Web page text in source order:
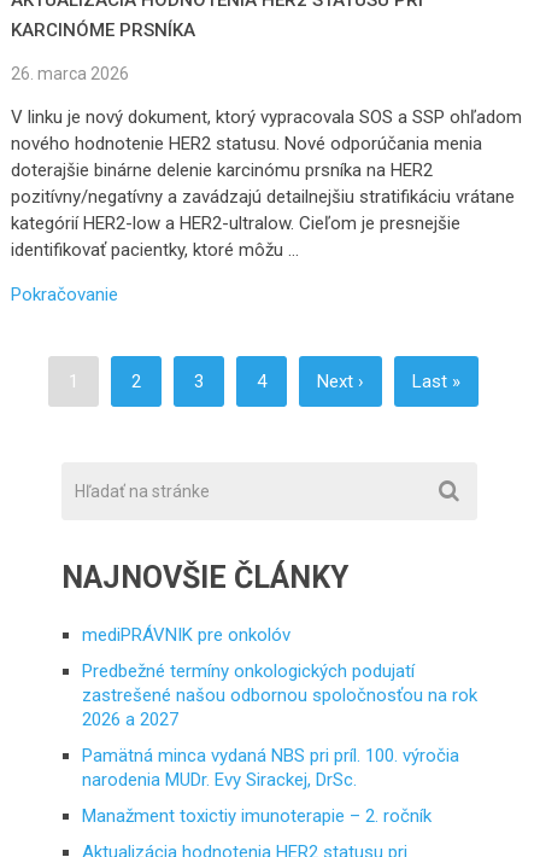
KARCINÓME PRSNÍKA
26. marca 2026
V linku je nový dokument, ktorý vypracovala SOS a SSP ohľadom
nového hodnotenie HER2 statusu. Nové odporúčania menia
doterajšie binárne delenie karcinómu prsníka na HER2
pozitívny/negatívny a zavádzajú detailnejšiu stratifikáciu vrátane
kategórií HER2-low a HER2-ultralow. Cieľom je presnejšie
identifikovať pacientky, ktoré môžu …
Pokračovanie
1 2 3 4 Next › Last »
NAJNOVŠIE ČLÁNKY
mediPRÁVNIK pre onkolóv
Predbežné termíny onkologických podujatí
zastrešené našou odbornou spoločnosťou na rok
2026 a 2027
Pamätná minca vydaná NBS pri príl. 100. výročia
narodenia MUDr. Evy Sirackej, DrSc.
Manažment toxictiy imunoterapie – 2. ročník